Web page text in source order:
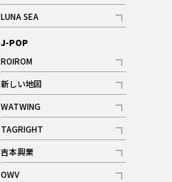
記事
LUNA SEA
記事
J-POP
ROIROM
記事
新しい地図
記事
WATWING
記事
TAGRIGHT
記事
吉本興業
記事
OWV